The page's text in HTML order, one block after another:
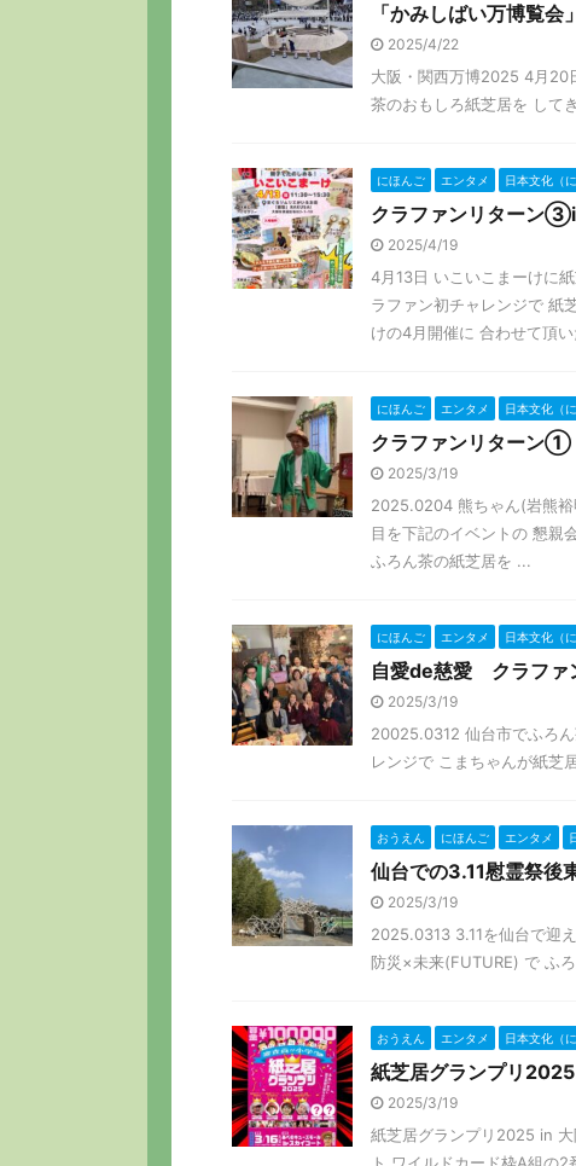
「かみしばい万博覧
2025/4/22
大阪・関西万博2025 4月20
茶のおもしろ紙芝居を して
にほんご エンタメ 日本文化（
クラファンリターン
2025/4/19
4月13日 いこいこまーけに
ラファン初チャレンジで 紙
けの4月開催に 合わせて頂
にほんご エンタメ 日本文化（
クラファンリターン
2025/3/19
2025.0204 熊ちゃん(岩熊裕
目を下記のイベントの 懇親
ふろん茶の紙芝居を ...
にほんご エンタメ 日本文化（
自愛de慈愛 クラフ
2025/3/19
20025.0312 仙台市でふろ
レンジで こまちゃんが紙芝
おうえん にほんご エンタメ
仙台での3.11慰霊祭後
2025/3/19
2025.0313 3.11を仙台で迎
防災×未来(FUTURE) で ふ
おうえん エンタメ 日本文化（
紙芝居グランプリ2025
2025/3/19
紙芝居グランプリ2025 in